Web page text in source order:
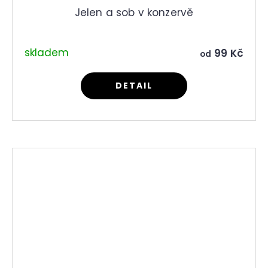
Jelen a sob v konzervě
skladem od 99 Kč
DETAIL